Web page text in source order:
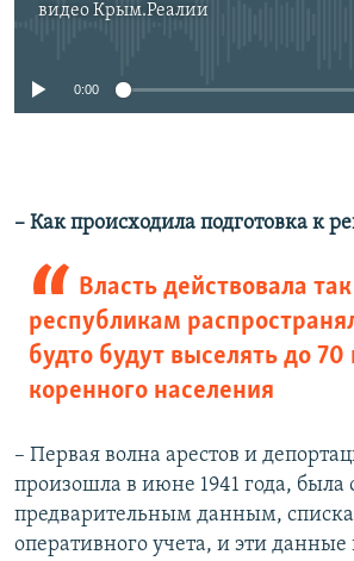
видеоКрым.Реалии
0:00
– Как происходила подготовка к
Власть действовала
республикам
будто будут выселять до 70
коренного населения
– Первая волна арестов и
произошла в июне 1941 года, была
предварительным данным,
оперативного учета, и эти данные